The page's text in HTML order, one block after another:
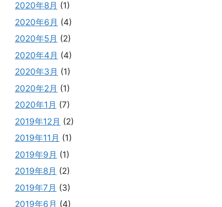
2020年8月 (1)
2020年6月 (4)
2020年5月 (2)
2020年4月 (4)
2020年3月 (1)
2020年2月 (1)
2020年1月 (7)
2019年12月 (2)
2019年11月 (1)
2019年9月 (1)
2019年8月 (2)
2019年7月 (3)
2019年6月 (4)